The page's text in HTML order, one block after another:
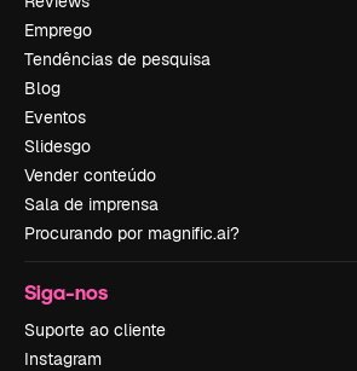
Emprego
Tendências de pesquisa
Blog
Eventos
Slidesgo
Vender conteúdo
Sala de imprensa
Procurando por magnific.ai?
Siga-nos
Suporte ao cliente
Instagram